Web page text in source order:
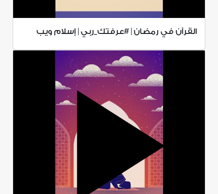
القرآن في رمضان | #عرفتك_ربي | إسلام ويب